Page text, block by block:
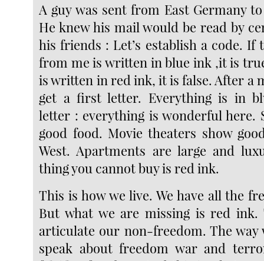
A guy was sent from East Germany
He knew his mail would be read by
his friends : Let’s establish a code. If
from me is written in blue ink ,it is
is written in red ink, it is false. After a
get a first letter. Everything is in
letter : everything is wonderful here.
good food. Movie theaters show
West. Apartments are large and
thing you cannot buy is red ink.
This is how we live. We have all the
But what we are missing is red ink.
articulate our non-freedom. The way
speak about freedom war and